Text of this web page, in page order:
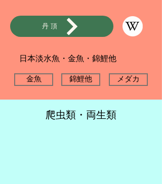
丹頂
日本淡水魚・​金魚・錦鯉他
金魚 錦鯉他 メダカ
爬虫類・両生類